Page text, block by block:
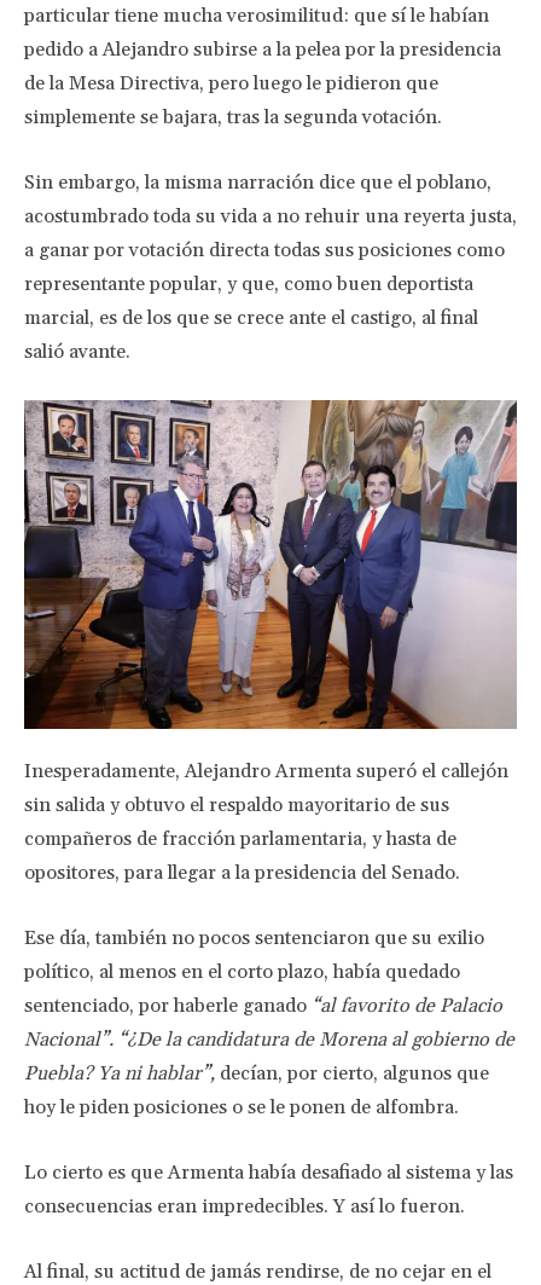
particular tiene mucha verosimilitud: que sí le habían
pedido a Alejandro subirse a la pelea por la presidencia
de la Mesa Directiva, pero luego le pidieron que
simplemente se bajara, tras la segunda votación.
Sin embargo, la misma narración dice que el poblano,
acostumbrado toda su vida a no rehuir una reyerta justa,
a ganar por votación directa todas sus posiciones como
representante popular, y que, como buen deportista
marcial, es de los que se crece ante el castigo, al final
salió avante.
Inesperadamente, Alejandro Armenta superó el callejón
sin salida y obtuvo el respaldo mayoritario de sus
compañeros de fracción parlamentaria, y hasta de
opositores, para llegar a la presidencia del Senado.
Ese día, también no pocos sentenciaron que su exilio
político, al menos en el corto plazo, había quedado
sentenciado, por haberle ganado “al favorito de Palacio
Nacional”. “¿De la candidatura de Morena al gobierno de
Puebla? Ya ni hablar”, decían, por cierto, algunos que
hoy le piden posiciones o se le ponen de alfombra.
Lo cierto es que Armenta había desafiado al sistema y las
consecuencias eran impredecibles. Y así lo fueron.
Al final, su actitud de jamás rendirse, de no cejar en el